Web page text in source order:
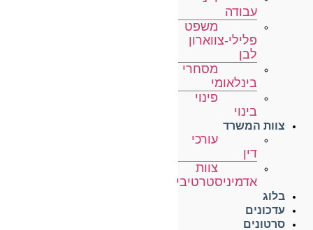
עבודה
משפט
פלילי-צווארון
לבן
מסחרי
בינלאומי
פינוי
בינוי
צוות המשרד
עורכי
דין
צוות
אדמיניסטרטיבי
בלוג
עדכונים
סרטונים